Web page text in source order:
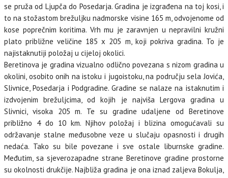
se pruža od Ljupča do Posedarja. Gradina je izgrađena na toj kosi, i
to na stožastom brežuljku nadmorske visine 165 m, odvojenome od
kose poprečnim koritima. Vrh mu je zaravnjen u nepravilni kružni
plato približne veličine 185 x 205 m, koji pokriva gradina. To je
najistaknutiji položaj u cijeloj okolici.
Beretinova je gradina vizualno odlično povezana s nizom gradina u
okolini, osobito onih na istoku i jugoistoku, na području sela Jovića,
Slivnice, Posedarja i Podgradine. Gradine se nalaze na istaknutim i
izdvojenim brežuljcima, od kojih je najviša Lergova gradina u
Slivnici, visoka 205 m. Te su gradine udaljene od Beretinove
približno 4 do 10 km. Njihov položaj i blizina omogućavali su
održavanje stalne međusobne veze u slučaju opasnosti i drugih
nedaća. Tako su bile povezane i sve ostale liburnske gradine.
Međutim, sa sjeverozapadne strane Beretinove gradine prostorne
su okolnosti drukčije. Najbliža gradina je ona iznad zaljeva Bokulja,